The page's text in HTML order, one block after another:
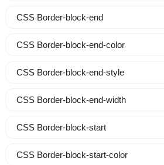
CSS Border-block-end
CSS Border-block-end-color
CSS Border-block-end-style
CSS Border-block-end-width
CSS Border-block-start
CSS Border-block-start-color